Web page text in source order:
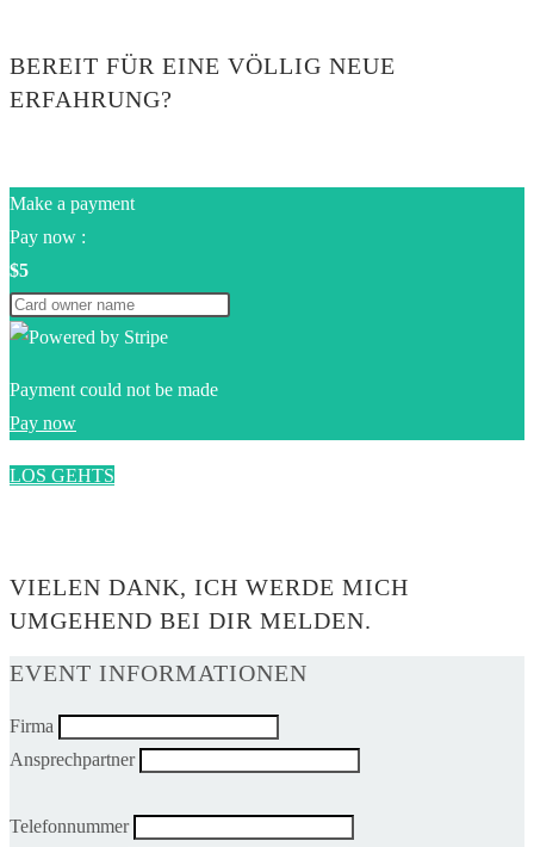
BEREIT FÜR EINE VÖLLIG NEUE
ERFAHRUNG?
Make a payment
Pay now :
$5
Payment could not be made
Pay now
LOS GEHTS
VIELEN DANK, ICH WERDE MICH
UMGEHEND BEI DIR MELDEN.
EVENT INFORMATIONEN
Firma
Ansprechpartner
Telefonnummer